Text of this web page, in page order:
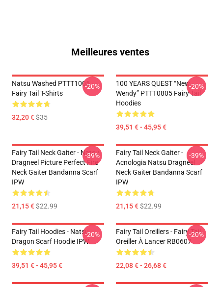
Meilleures ventes
Natsu Washed PTTT1005
Fairy Tail T-Shirts
32,20 €$35
-20%
100 YEARS QUEST “New
Wendy” PTTT0805 Fairy Tail
Hoodies
39,51 € - 45,95 €
-20%
Fairy Tail Neck Gaiter - Natsu
Dragneel Picture Perfect Fire
Neck Gaiter Bandanna Scarf
IPW
21,15 €$22.99
-39%
Fairy Tail Neck Gaiter -
Acnologia Natsu Dragneel
Neck Gaiter Bandanna Scarf
IPW
21,15 €$22.99
-39%
Fairy Tail Hoodies - Natsu
Dragon Scarf Hoodie IPW
39,51 € - 45,95 €
-20%
Fairy Tail Oreillers - Fairy Tail
Oreiller À Lancer RB0607
22,08 € - 26,68 €
-20%